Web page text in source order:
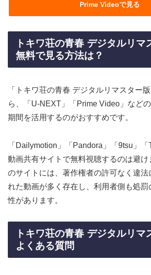
Prime Videoで見る
トキワ荘の青春 デジタルリマ
無料で見る方法は？
「トキワ荘の青春 デジタルリマスター
ら、「U-NEXT」「Prime Video」など
期間を活用するのがおすすめです。
「Dailymotion」「Pandora」「9tsu」
動画共有サイトで無料視聴するのは避け
のサイトには、著作権者の許可なく違法
れた動画が多く存在し、利用者側も処
性があります。
トキワ荘の青春 デジタルリマ
よくある質問